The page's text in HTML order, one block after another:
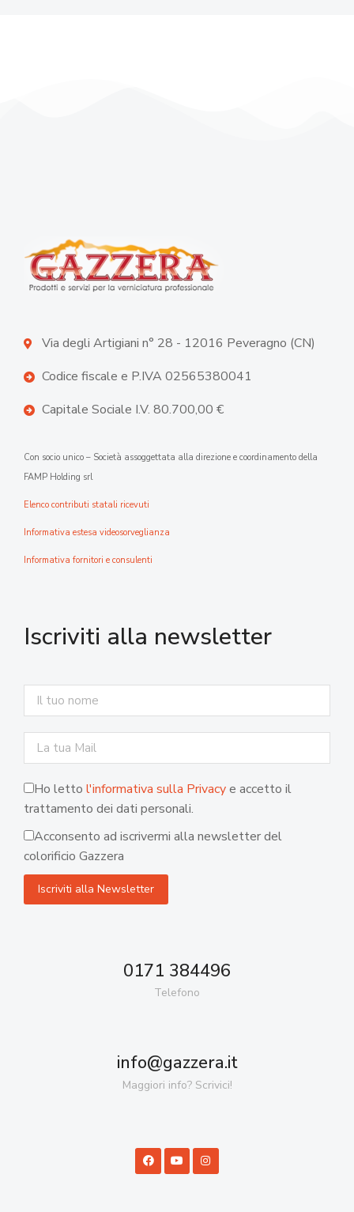
Via degli Artigiani n° 28 - 12016 Peveragno (CN)
Codice fiscale e P.IVA 02565380041
Capitale Sociale I.V. 80.700,00 €
Con socio unico – Società assoggettata alla direzione e coordinamento della
FAMP Holding srl
Elenco contributi statali ricevuti
Informativa estesa videosorveglianza
Informativa fornitori e consulenti
Iscriviti alla newsletter
Ho letto l'informativa sulla Privacye accetto il
trattamento dei dati personali.
Acconsento ad iscrivermi alla newsletter del
colorificio Gazzera
0171 384496
Telefono
info@gazzera.it
Maggiori info? Scrivici!